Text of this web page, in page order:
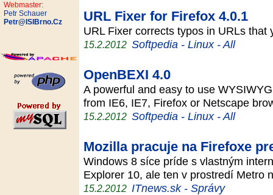
Webmaster:
Petr Schauer
Petr@ISIBrno.Cz
URL Fixer for Firefox 4.0.1
URL Fixer corrects typos in URLs
15.2.2012 Softpedia - Linux - All
OpenBEXI 4.0
A powerful and easy to use
from IE6, IE7, Firefox or Netscape
15.2.2012 Softpedia - Linux - All
Mozilla pracuje na Firefoxe
Windows 8 síce príde s vlastným
Explorer 10, ale ten v prostredí Metro
15.2.2012 ITnews.sk - Správy